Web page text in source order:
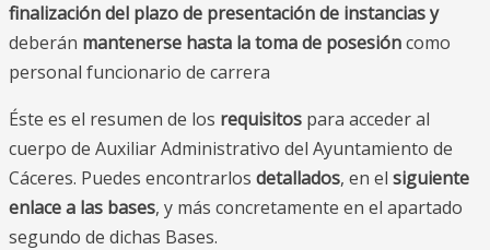
finalización del plazo de presentación de instanciasy
deberán mantenerse hasta la toma de posesióncomo
personal funcionario de carrera
Éste es el resumen de los requisitos para acceder al
cuerpo de Auxiliar Administrativo del Ayuntamiento de
Cáceres. Puedes encontrarlos detallados, en el siguiente
enlace a las bases, y más concretamente en el apartado
segundo de dichas Bases.